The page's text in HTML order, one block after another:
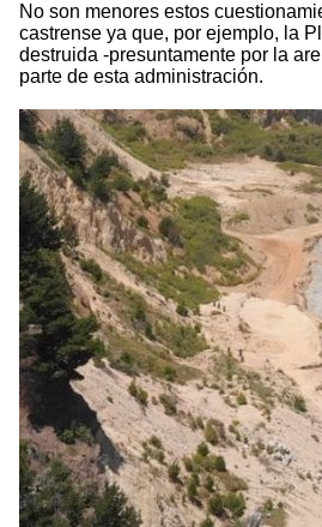
No son menores estos
castrense ya que, por ejemplo, la
destruida -presuntamente por la
parte de esta administración.